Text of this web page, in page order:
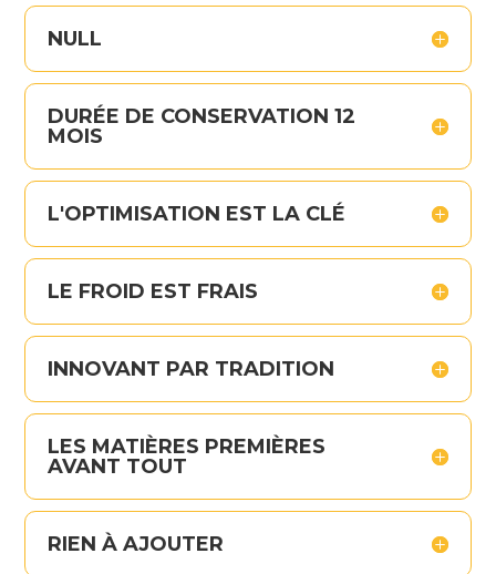
NULL
DURÉE DE CONSERVATION 12
MOIS
L'OPTIMISATION EST LA CLÉ
LE FROID EST FRAIS
INNOVANT PAR TRADITION
LES MATIÈRES PREMIÈRES
AVANT TOUT
RIEN À AJOUTER